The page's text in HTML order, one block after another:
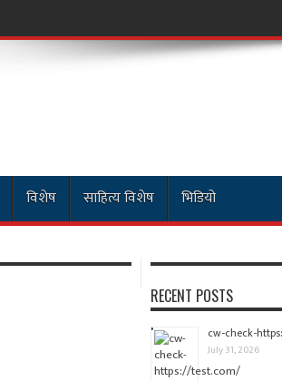
विशेष साहित्य विशेष भिडियो
RECENT POSTS
cw-check-
July 31, 2026